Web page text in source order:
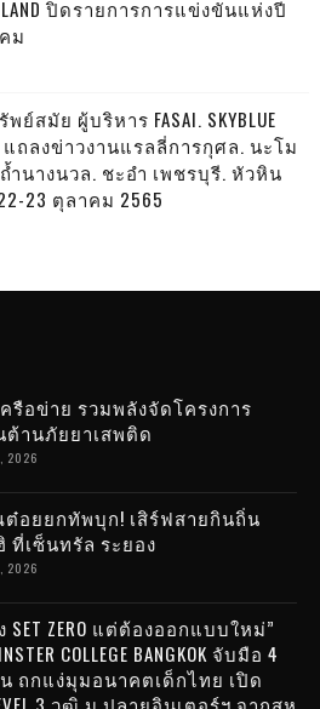
ปิดรายการการแข่งขันแห่งปี
ม
ย์สมัย ผู้บริหาร FASAI. SKYBLUE
แถลงข่าวงานแรลลี่การกุศล. นะโม
ำนางนวล. ชะอำ เพชรบุรี. หัวหิน
23 ตุลาคม 2565
รือข่าย รวมพลังจัดโครงการ
ต้านภัยยาเสพติด
2026
อยยกทัพบุก! เสิร์ฟสายกินถิ่น
ที่เซ็นทรัล ระยอง
2026
SET ZERO แต่ต้องออกแบบใหม่”
COLLEGE BANGKOK จับมือ 4
ถกแง่มุมอนาคตเด็กไทย เปิด